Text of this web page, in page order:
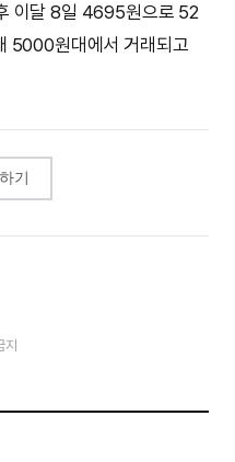
이달 8일 4695원으로 52
5000원대에서 거래되고
기